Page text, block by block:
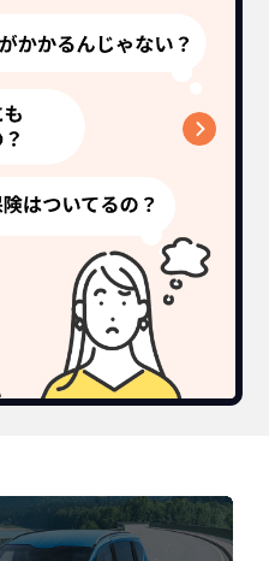
ローンで買うより高いんで
、まとまったお金がない。
自分のものにならないんで
の特徴